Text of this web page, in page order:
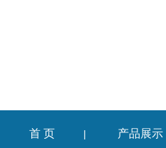
首 页 | 产品展示